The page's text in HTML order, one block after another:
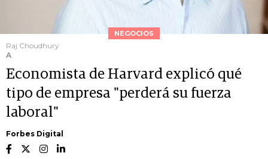
NEGOCIOS
Raj Choudhury
A
Economista de Harvard explicó qué
tipo de empresa "perderá su fuerza
laboral"
Forbes Digital